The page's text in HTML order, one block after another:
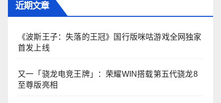
近期文章
《波斯王子：失落的王冠》国行版咪咕游戏全网独家
首发上线
又一「骁龙电竞王牌」：荣耀WIN搭载第五代骁龙8
至尊版亮相